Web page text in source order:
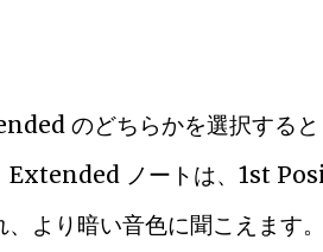
のどちらかを選択すると
Extended ノートは、1st
、より暗い音色に聞こえます